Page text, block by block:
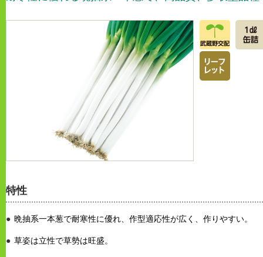
特性
晩抽系一本葱で耐寒性に優れ、作型適応性が広く、作りやすい。
草姿は立性で草勢は旺盛。